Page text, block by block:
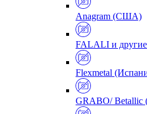
Anagram (США)
FALALI и
Flexmetal
GRABO/ Betallic